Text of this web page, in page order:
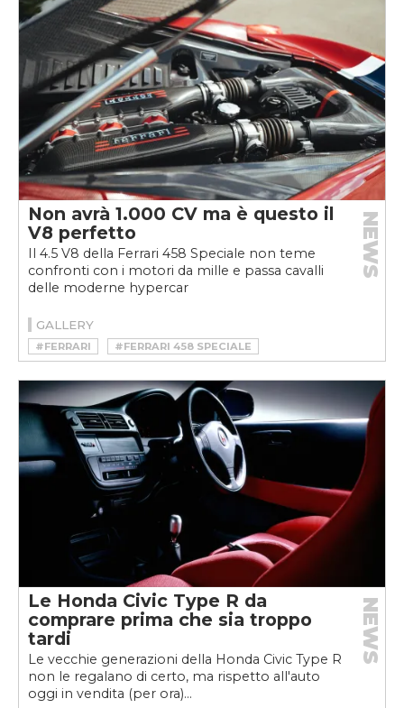
Non avrà 1.000 CV ma è questo il
V8 perfetto
Il 4.5 V8 della Ferrari 458 Speciale non teme
confronti con i motori da mille e passa cavalli
delle moderne hypercar
NEWS
GALLERY
#FERRARI #FERRARI 458 SPECIALE
Le Honda Civic Type R da
comprare prima che sia troppo
tardi
Le vecchie generazioni della Honda Civic Type R
non le regalano di certo, ma rispetto all'auto
oggi in vendita (per ora)...
NEWS